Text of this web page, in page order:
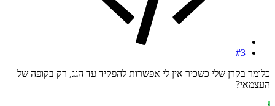
#3
כלומר בקרן שלי כשכיר אין לי אפשרות להפקיד עד הגג, רק בקופה של
העצמאי?